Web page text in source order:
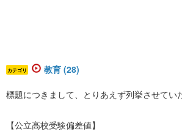
カテゴリ 教育 (28)
標題につきまして、とりあえず列挙させてい
【公立高校受験偏差値】